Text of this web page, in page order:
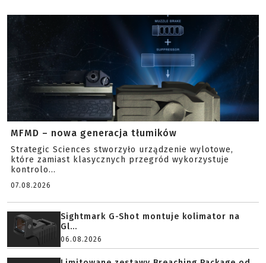
MFMD – nowa generacja tłumików
Strategic Sciences stworzyło urządzenie wylotowe,
które zamiast klasycznych przegród wykorzystuje
kontrolo...
07.08.2026
Sightmark G-Shot montuje kolimator na
Gl...
06.08.2026